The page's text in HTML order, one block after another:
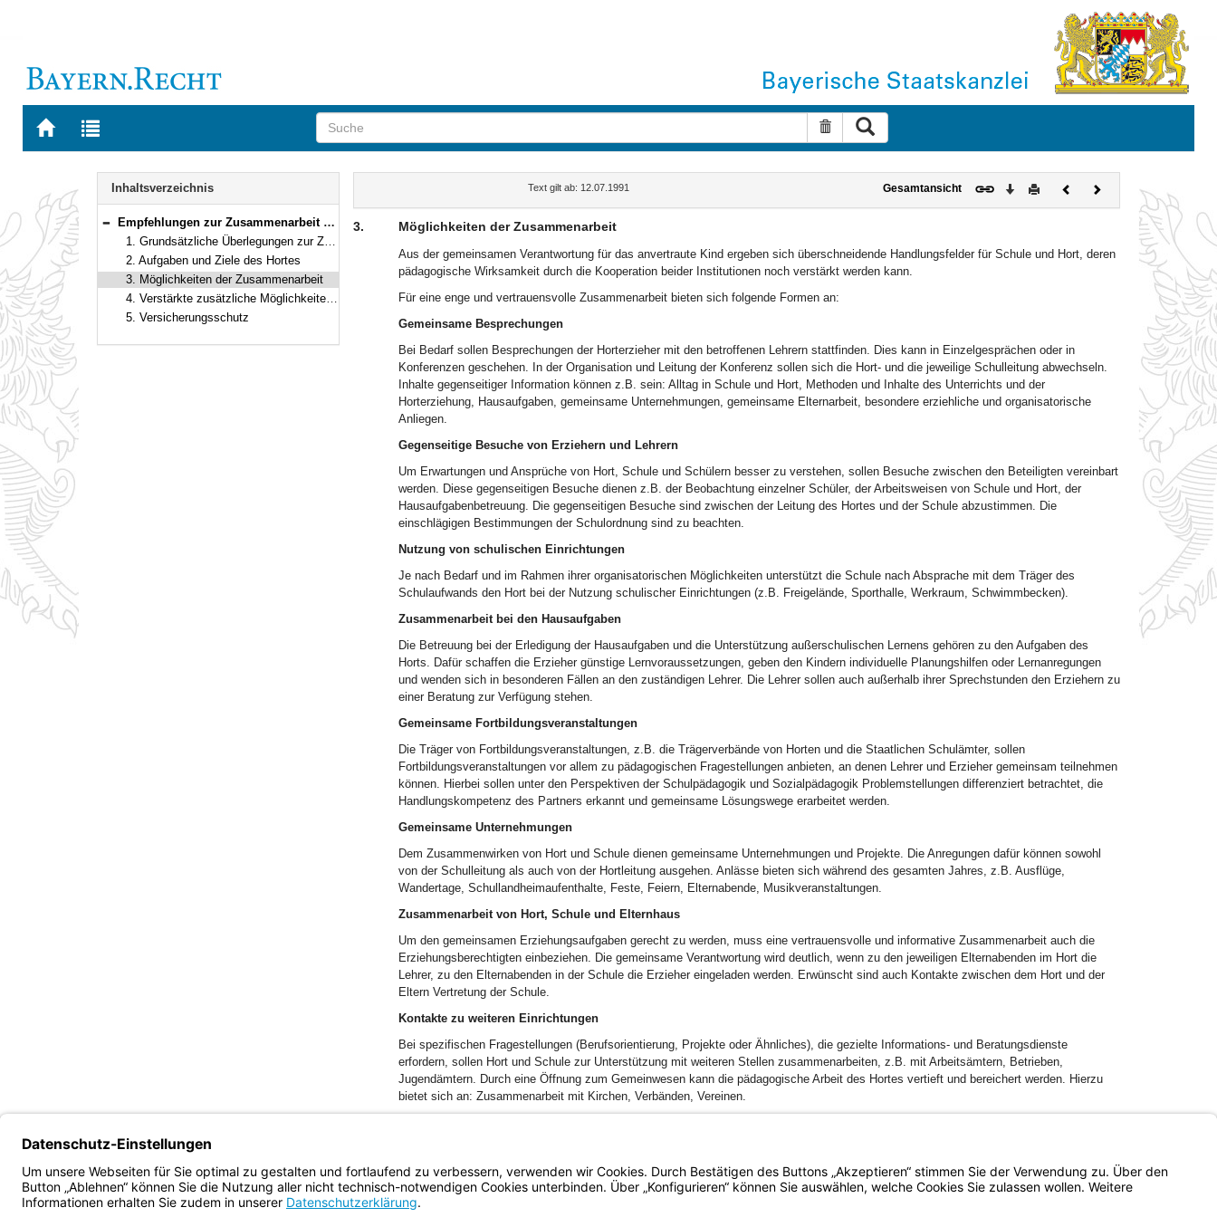
Zur
BAYERN.RECHT
Zur
letzten
Suche zurücksetzen
Navigation
Inhaltsverzeichnis
Bereich reduzieren
Empfehlungen zur Zusammenarbeit zwischen Hort und Schule
1. Grundsätzliche Überlegungen zur Zusammenarbeit zwischen Hort und Schule
2. Aufgaben und Ziele des Hortes
3. Möglichkeiten der Zusammenarbeit
4. Verstärkte zusätzliche Möglichkeiten der Zusammenarbeit im Rahmen des Projekts „Hort an der Schule"
5. Versicherungsschutz
Text gilt ab: 12.07.1991 Gesamtansicht Download
DruckenVorherigesNächstes
Dokument
3. Möglichkeiten der Zusammenarbeit
Aus der gemeinsamen Verantwortung für das anvertraute Kind ergeben sich überschneidende Handlungsfelder für Schule und Hort, deren
pädagogische Wirksamkeit durch die Kooperation beider Institutionen noch verstärkt werden kann.
Für eine enge und vertrauensvolle Zusammenarbeit bieten sich folgende Formen an:
Gemeinsame Besprechungen
Bei Bedarf sollen Besprechungen der Horterzieher mit den betroffenen Lehrern stattfinden. Dies kann in Einzelgesprächen oder in
Konferenzen geschehen. In der Organisation und Leitung der Konferenz sollen sich die Hort- und die jeweilige Schulleitung abwechseln.
Inhalte gegenseitiger Information können z.B. sein: Alltag in Schule und Hort, Methoden und Inhalte des Unterrichts und der
Horterziehung, Hausaufgaben, gemeinsame Unternehmungen, gemeinsame Elternarbeit, besondere erziehliche und organisatorische
Anliegen.
Gegenseitige Besuche von Erziehern und Lehrern
Um Erwartungen und Ansprüche von Hort, Schule und Schülern besser zu verstehen, sollen Besuche zwischen den Beteiligten vereinbart
werden. Diese gegenseitigen Besuche dienen z.B. der Beobachtung einzelner Schüler, der Arbeitsweisen von Schule und Hort, der
Hausaufgabenbetreuung. Die gegenseitigen Besuche sind zwischen der Leitung des Hortes und der Schule abzustimmen. Die
einschlägigen Bestimmungen der Schulordnung sind zu beachten.
Nutzung von schulischen Einrichtungen
Je nach Bedarf und im Rahmen ihrer organisatorischen Möglichkeiten unterstützt die Schule nach Absprache mit dem Träger des
Schulaufwands den Hort bei der Nutzung schulischer Einrichtungen (z.B. Freigelände, Sporthalle, Werkraum, Schwimmbecken).
Zusammenarbeit bei den Hausaufgaben
Die Betreuung bei der Erledigung der Hausaufgaben und die Unterstützung außerschulischen Lernens gehören zu den Aufgaben des
Horts. Dafür schaffen die Erzieher günstige Lernvoraussetzungen, geben den Kindern individuelle Planungshilfen oder Lernanregungen
und wenden sich in besonderen Fällen an den zuständigen Lehrer. Die Lehrer sollen auch außerhalb ihrer Sprechstunden den Erziehern zu
einer Beratung zur Verfügung stehen.
Gemeinsame Fortbildungsveranstaltungen
Die Träger von Fortbildungsveranstaltungen, z.B. die Trägerverbände von Horten und die Staatlichen Schulämter, sollen
Fortbildungsveranstaltungen vor allem zu pädagogischen Fragestellungen anbieten, an denen Lehrer und Erzieher gemeinsam teilnehmen
können. Hierbei sollen unter den Perspektiven der Schulpädagogik und Sozialpädagogik Problemstellungen differenziert betrachtet, die
Handlungskompetenz des Partners erkannt und gemeinsame Lösungswege erarbeitet werden.
Gemeinsame Unternehmungen
Dem Zusammenwirken von Hort und Schule dienen gemeinsame Unternehmungen und Projekte. Die Anregungen dafür können sowohl
von der Schulleitung als auch von der Hortleitung ausgehen. Anlässe bieten sich während des gesamten Jahres, z.B. Ausflüge,
Wandertage, Schullandheimaufenthalte, Feste, Feiern, Elternabende, Musikveranstaltungen.
Zusammenarbeit von Hort, Schule und Elternhaus
Um den gemeinsamen Erziehungsaufgaben gerecht zu werden, muss eine vertrauensvolle und informative Zusammenarbeit auch die
Erziehungsberechtigten einbeziehen. Die gemeinsame Verantwortung wird deutlich, wenn zu den jeweiligen Elternabenden im Hort die
Lehrer, zu den Elternabenden in der Schule die Erzieher eingeladen werden. Erwünscht sind auch Kontakte zwischen dem Hort und der
Eltern Vertretung der Schule.
Kontakte zu weiteren Einrichtungen
Bei spezifischen Fragestellungen (Berufsorientierung, Projekte oder Ähnliches), die gezielte Informations- und Beratungsdienste
erfordern, sollen Hort und Schule zur Unterstützung mit weiteren Stellen zusammenarbeiten, z.B. mit Arbeitsämtern, Betrieben,
Jugendämtern. Durch eine Öffnung zum Gemeinwesen kann die pädagogische Arbeit des Hortes vertieft und bereichert werden. Hierzu
bietet sich an: Zusammenarbeit mit Kirchen, Verbänden, Vereinen.
Bayern.de